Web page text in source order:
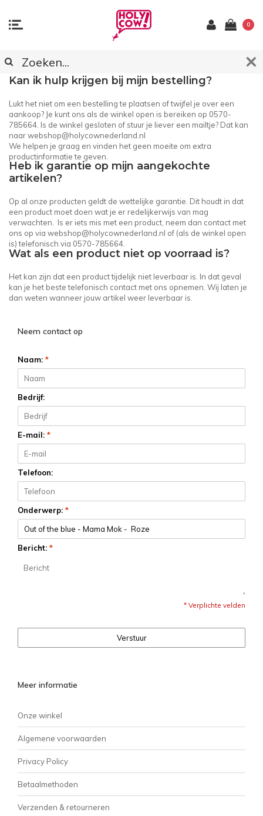
0
KLANTENSERVICE
Kan ik hulp krijgen bij mijn bestelling?
Lukt het niet om een bestelling te plaatsen of twijfel je over een
aankoop? Je kunt ons als de winkel open is bereiken op 0570-
785664. Is de winkel gesloten of stuur je liever een mailtje? Dat kan
naarwebshop@holycownederland.nl
We helpen je graag en vinden het geen moeite om extra
productinformatie te geven.
Heb ik garantie op mijn aangekochte
artikelen?
Op al onze producten geldt de wettelijke garantie. Dit houdt in dat
een product moet doen wat je er redelijkerwijs van mag
verwachten. Is er iets mis met een product, neem dan contact met
ons op via webshop@holycownederland.nl of (als de winkel open
is) telefonisch via 0570-785664.
Wat als een product niet op voorraad is?
Het kan zijn dat een product tijdelijk niet leverbaar is. In dat geval
kan je het beste telefonisch contact met ons opnemen. Wij laten je
dan weten wanneer jouw artikel weer leverbaar is.
Neem contact op
Naam: *
Bedrijf:
E-mail: *
Telefoon:
Onderwerp: *
Bericht: *
* Verplichte velden
Verstuur
Meer informatie
Onze winkel
Algemene voorwaarden
Privacy Policy
Betaalmethoden
Verzenden & retourneren